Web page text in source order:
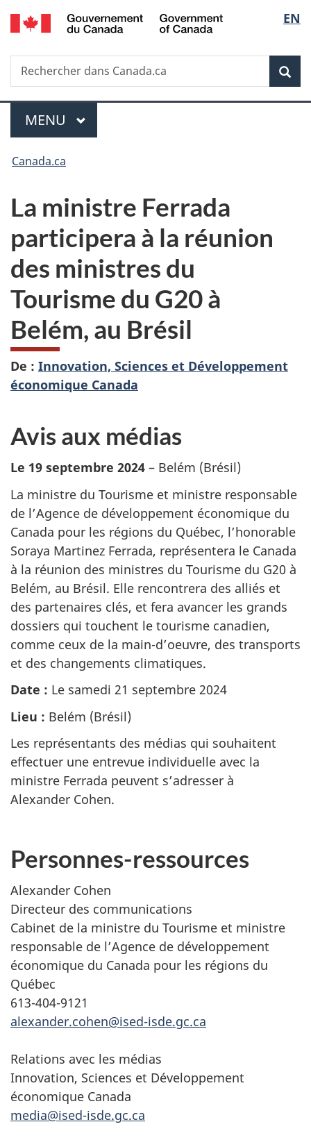
Passer
au
principal
Passer
à
Au
du
Passer
à
version
simplifiée
de
la
EN
Recherche
Rechercher
dans
Menu
MENU PRINCIPAL
Vous
ici :
Canada.ca
La ministre Ferrada
participera à la réunion
des ministres du
Tourisme du G20 à
Belém, au Brésil
De : Innovation, Sciences et Développement
économique Canada
Avis aux médias
Le 19 septembre 2024 – Belém (Brésil)
La ministre du Tourisme et ministre responsable
de l’Agence de développement économique du
Canada pour les régions du Québec, l’honorable
Soraya Martinez Ferrada, représentera le Canada
à la réunion des ministres du Tourisme du G20 à
Belém, au Brésil. Elle rencontrera des alliés et
des partenaires clés, et fera avancer les grands
dossiers qui touchent le tourisme canadien,
comme ceux de la main-d’oeuvre, des transports
et des changements climatiques.
Date : Le samedi 21 septembre 2024
Lieu : Belém (Brésil)
Les représentants des médias qui souhaitent
effectuer une entrevue individuelle avec la
ministre Ferrada peuvent s’adresser à
Alexander Cohen.
Personnes-ressources
Alexander Cohen
Directeur des communications
Cabinet de la ministre du Tourisme et ministre
responsable de l’Agence de développement
économique du Canada pour les régions du
Québec
613-404-9121
alexander.cohen@ised-isde.gc.ca
Relations avec les médias
Innovation, Sciences et Développement
économique Canada
media@ised-isde.gc.ca